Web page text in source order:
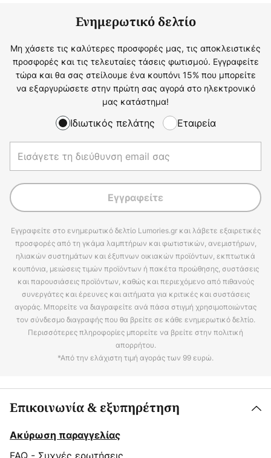
Ενημερωτικό δελτίο
Μη χάσετε τις καλύτερες προσφορές μας, τις αποκλειστικές
προσφορές και τις τελευταίες τάσεις φωτισμού. Εγγραφείτε
τώρα και θα σας στείλουμε ένα κουπόνι 15% που μπορείτε
να εξαργυρώσετε στην πρώτη σας αγορά στο ηλεκτρονικό
μας κατάστημα!
Ιδιωτικός πελάτης Εταιρεία
Εγγραφείτε
Εγγραφείτε στο ενημερωτικό δελτίο Lumories.gr και λάβετε εξαιρετικές
προσφορές από τη γκάμα λαμπτήρων και φωτιστικών, ανεμιστήρων,
ηλιακών συστημάτων και έξυπνων οικιακών προϊόντων, εκπτωτικά
κουπόνια, μειώσεις τιμών προϊόντων ή πακέτα προώθησης, συστάσεις
και παρουσιάσεις προϊόντων, καθώς και περιεχόμενο από πιθανούς
συνεργάτες και έρευνες και αιτήματα για κριτικές και συστάσεις
αγοράς. Μπορείτε να διαγραφείτε ανά πάσα στιγμή χρησιμοποιώντας
τον σύνδεσμο διαγραφής που θα βρείτε σε κάθε ενημερωτικό δελτίο.
Περισσότερες πληροφορίες μπορείτε να βρείτε στην πολιτική
απορρήτου.
*Από την ελάχιστη τιμή αγοράς των 99 ευρώ.
Επικοινωνία & εξυπηρέτηση
Ακύρωση παραγγελίας